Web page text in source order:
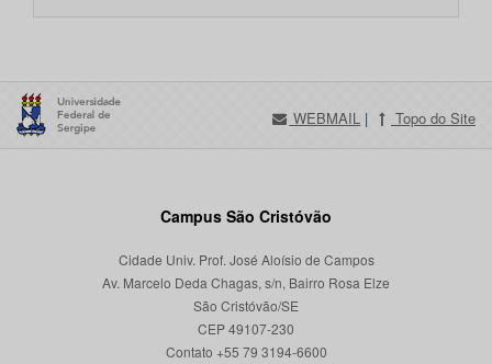
WEBMAIL | Topo do Site
Campus São Cristóvão
Cidade Univ. Prof. José Aloísio de Campos
Av. Marcelo Deda Chagas, s/n, Bairro Rosa Elze
São Cristóvão/SE
CEP 49107-230